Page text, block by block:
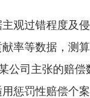
过错程度及侵
率等数据，测
公司主张的赔
惩罚性赔偿个